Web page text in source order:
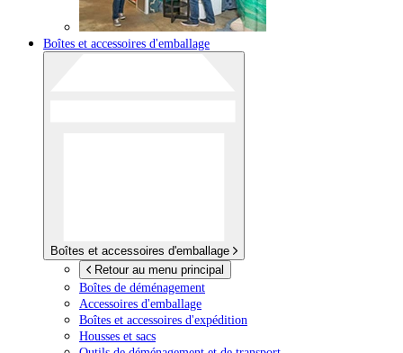
Boîtes et accessoires d'emballage
Boîtes et accessoires d'emballage
Retour au menu principal
Boîtes de déménagement
Accessoires d'emballage
Boîtes et accessoires d'expédition
Housses et sacs